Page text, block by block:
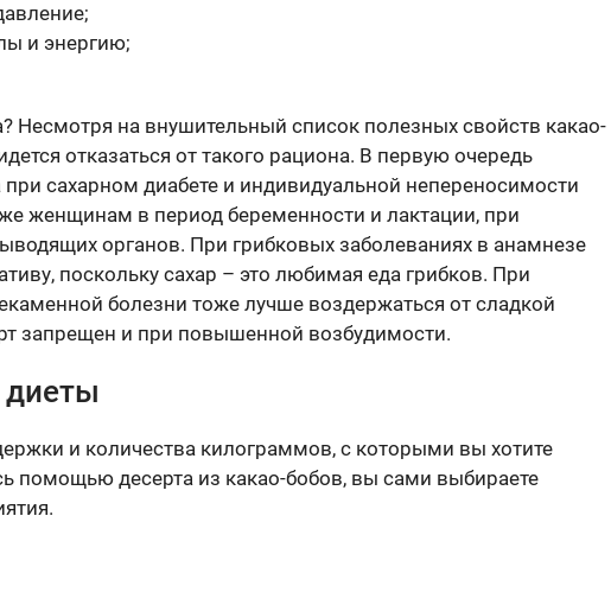
и энергию;
Несмотря на внушительный список полезных свойств какао-
отказаться от такого рациона. В первую очередь
сахарном диабете и индивидуальной непереносимости
женщинам в период беременности и лактации, при
органов. При грибковых заболеваниях в анамнезе
поскольку сахар – это любимая еда грибков. При
болезни тоже лучше воздержаться от сладкой
запрещен и при повышенной возбудимости.
и количества килограммов, с которыми вы хотите
помощью десерта из какао-бобов, вы сами выбираете